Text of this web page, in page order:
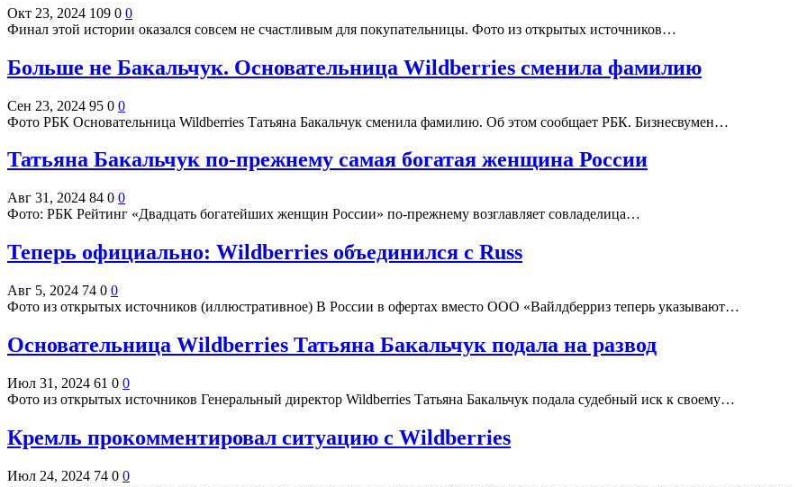
Окт 23, 2024 109 0 0
Финал этой истории оказался совсем не счастливым для покупательницы. Фото из открытых источников…
Больше не Бакальчук. Основательница Wildberries сменила фамилию
Сен 23, 2024 95 0 0
Фото РБК Основательница Wildberries Татьяна Бакальчук сменила фамилию. Об этом сообщает РБК. Бизнесвумен…
Татьяна Бакальчук по-прежнему самая богатая женщина России
Авг 31, 2024 84 0 0
Фото: РБК Рейтинг «Двадцать богатейших женщин России» по-прежнему возглавляет совладелица…
Теперь официально: Wildberries объединился с Russ
Авг 5, 2024 74 0 0
Фото из открытых источников (иллюстративное) В России в офертах вместо ООО «Вайлдберриз теперь указывают…
Основательница Wildberries Татьяна Бакальчук подала на развод
Июл 31, 2024 61 0 0
Фото из открытых источников Генеральный директор Wildberries Татьяна Бакальчук подала судебный иск к своему…
Кремль прокомментировал ситуацию с Wildberries
Июл 24, 2024 74 0 0